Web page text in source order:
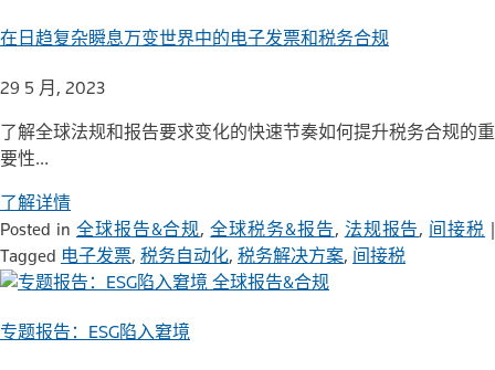
在日趋复杂瞬息万变世界中的电子发票和税务合规
29 5 月, 2023
了解全球法规和报告要求变化的快速节奏如何提升税务合规的重
要性…
了解详情
Posted in 全球报告&合规,全球税务&报告, 法规报告, 间接税 |
Tagged 电子发票, 税务自动化, 税务解决方案, 间接税
全球报告&合规
专题报告：ESG陷入窘境